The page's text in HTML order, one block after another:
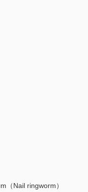
（Nail ringworm）